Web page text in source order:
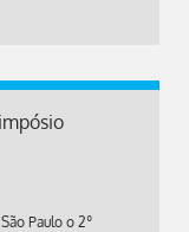
Paulo o 2º